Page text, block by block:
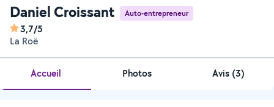
Daniel Croissant Auto-entrepreneur
3,7/5
La Roë
Accueil Photos Avis (3)